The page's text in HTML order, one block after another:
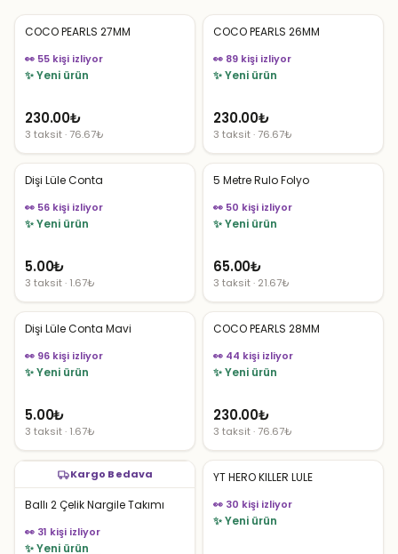
COCO PEARLS 27MM
👀 55 kişi izliyor
✨ Yeni ürün
230.00₺
3 taksit · 76.67₺
COCO PEARLS 26MM
👀 89 kişi izliyor
✨ Yeni ürün
230.00₺
3 taksit · 76.67₺
Dişi Lüle Conta
👀 56 kişi izliyor
✨ Yeni ürün
5.00₺
3 taksit · 1.67₺
5 Metre Rulo Folyo
👀 50 kişi izliyor
✨ Yeni ürün
65.00₺
3 taksit · 21.67₺
Dişi Lüle Conta Mavi
👀 96 kişi izliyor
✨ Yeni ürün
5.00₺
3 taksit · 1.67₺
COCO PEARLS 28MM
👀 44 kişi izliyor
✨ Yeni ürün
230.00₺
3 taksit · 76.67₺
Kargo Bedava
Ballı 2 Çelik Nargile Takımı
👀 31 kişi izliyor
✨ Yeni ürün
YT HERO KILLER LULE
👀 30 kişi izliyor
✨ Yeni ürün